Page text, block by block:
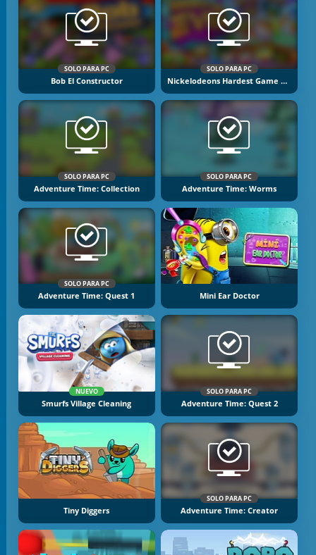
SOLO PARA PC
Bob El Constructor
SOLO PARA PC
Nickelodeons Hardest Game Ever
SOLO PARA PC
Adventure Time: Collection
SOLO PARA PC
Adventure Time: Worms
SOLO PARA PC
Adventure Time: Quest 1 Mini Ear Doctor
NUEVO
Smurfs Village Cleaning
SOLO PARA PC
Adventure Time: Quest 2
Tiny Diggers
SOLO PARA PC
Adventure Time: Creator